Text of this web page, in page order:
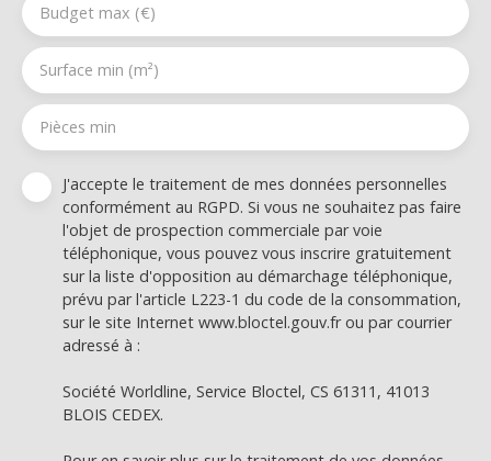
Budget max (€)
Surface min (m²)
Pièces min
J'accepte le traitement de mes données personnelles
conformément au RGPD. Si vous ne souhaitez pas faire
l'objet de prospection commerciale par voie
téléphonique, vous pouvez vous inscrire gratuitement
sur la liste d'opposition au démarchage téléphonique,
prévu par l'article L223-1 du code de la consommation,
sur le site Internet www.bloctel.gouv.fr ou par courrier
adressé à :
Société Worldline, Service Bloctel, CS 61311, 41013
BLOIS CEDEX.